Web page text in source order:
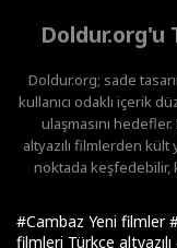
Doldur.org'u
Doldur.org; sade
kullanıcı odaklı içerik
ulaşmasını
altyazılı filmlerden kült
noktada keşfedebilir,
#Cambaz Yeni filmler
filmleri Türkçe